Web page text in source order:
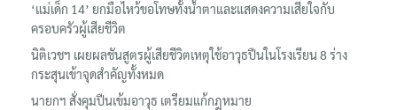
‘แม่เด็ก 14’ ยกมือไหว้ขอโทษทั้งน้ำตาและแสดงความเสียใจกับ
ครอบครัวผู้เสียชีวิต
นิติเวชฯ เผยผลชันสูตรผู้เสียชีวิตเหตุใช้อาวุธปืนในโรงเรียน 8 ร่าง
กระสุนเข้าจุดสำคัญทั้งหมด
นายกฯ สั่งคุมปืนเข้มอาวุธ เตรียมแก้กฎหมาย